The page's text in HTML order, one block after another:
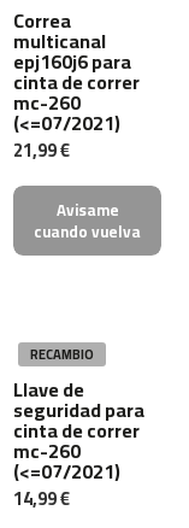
a
s
i
n
d
o
o
r
b
e
2
2
b
e
s
p
Correa
multicanal
epj160j6 para
cinta de correr
mc-260
(<=07/2021)
21,99 €
Avisame
cuando vuelva
RECAMBIO
Llave de
seguridad para
cinta de correr
mc-260
(<=07/2021)
14,99 €